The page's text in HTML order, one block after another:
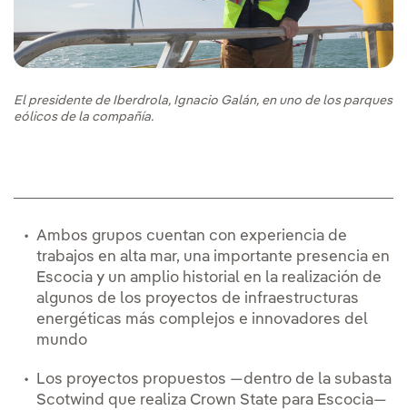
El presidente de Iberdrola, Ignacio Galán, en uno de los parques
eólicos de la compañía.
Ambos grupos cuentan con experiencia de
trabajos en alta mar, una importante presencia en
Escocia y un amplio historial en la realización de
algunos de los proyectos de infraestructuras
energéticas más complejos e innovadores del
mundo
Los proyectos propuestos —dentro de la subasta
Scotwind que realiza Crown State para Escocia—